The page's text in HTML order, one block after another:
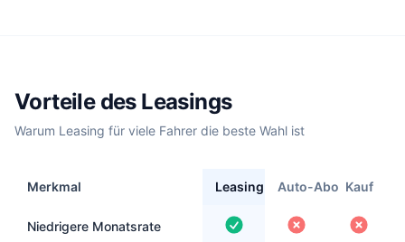
Vorteile des Leasings
Warum Leasing für viele Fahrer die beste Wahl ist
Merkmal Leasing Auto-Abo Kauf
Niedrigere Monatsrate